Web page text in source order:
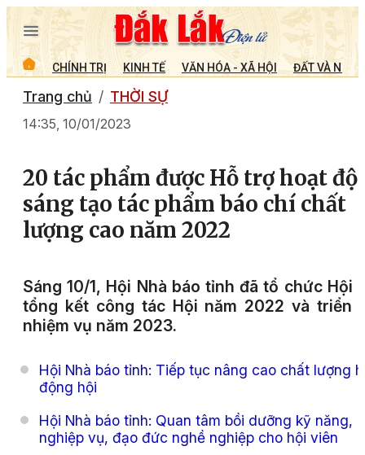
CHÍNH TRỊ KINH TẾ VĂN HÓA - XÃ HỘI ĐẤT VÀ
Trang chủ THỜI SỰ
14:35, 10/01/2023
20 tác phẩm được Hỗ trợ hoạt
sáng tạo tác phẩm báo chí chất
lượng cao năm 2022
Sáng 10/1, Hội Nhà báo tỉnh đã tổ chức Hội
tổng kết công tác Hội năm 2022 và triển
nhiệm vụ năm 2023.
Hội Nhà báo tỉnh: Tiếp tục nâng cao chất lượng
động hội
Hội Nhà báo tỉnh: Quan tâm bồi dưỡng kỹ năng,
nghiệp vụ, đạo đức nghề nghiệp cho hội viên